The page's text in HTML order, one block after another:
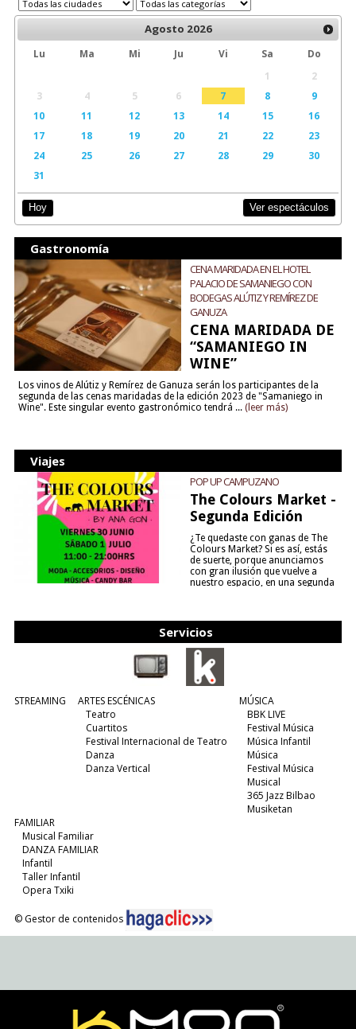
Agosto 2026
Lu Ma Mi Ju Vi Sa
Do
1
2
3
4 5 6 7 8
9
10
11 12 13 14 15
16
17
18 19 20 21 22
23
24
25 26 27 28 29
30
31
Hoy Ver espectáculos
Gastronomía
CENA MARIDADA EN EL HOTEL
PALACIO DE SAMANIEGO CON
BODEGAS ALÚTIZ Y REMÍREZ DE
GANUZA
CENA MARIDADA DE
“SAMANIEGO IN
WINE”
Los vinos de Alútiz y Remírez de Ganuza serán los participantes de la
segunda de las cenas maridadas de la edición 2023 de "Samaniego in
Wine". Este singular evento gastronómico tendrá ... (leer más)
Viajes
POP UP CAMPUZANO
The Colours Market -
Segunda Edición
¿Te quedaste con ganas de The
Colours Market? Si es así, estás
de suerte, porque anunciamos
con gran ilusión que vuelve a
nuestro espacio, en una segunda
Servicios
STREAMING
ARTES ESCÉNICAS
Teatro
Cuartitos
Festival Internacional de Teatro
Danza
Danza Vertical
MÚSICA
BBK LIVE
Festival Música
Música Infantil
Música
Festival Música
Musical
365 Jazz Bilbao
Musiketan
FAMILIAR
Musical Familiar
DANZA FAMILIAR
Infantil
Taller Infantil
Opera Txiki
© Gestor de contenidos